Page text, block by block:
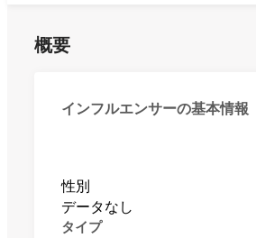
概要
インフルエンサーの基本情報
性別
データなし
タイプ